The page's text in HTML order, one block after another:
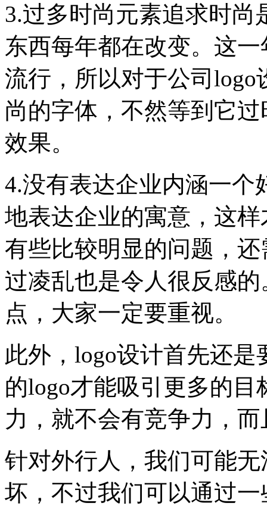
3.过多时尚元素追求时
东西每年都在改变。这
流行，所以对于公司
尚的字体，不然等到它
效果。
4.没有表达企业内涵一个
地表达企业的寓意，这
有些比较明显的问题，
过凌乱也是令人很反感
点，大家一定要重视。
此外，logo设计首先还
的logo才能吸引更多的
力，就不会有竞争力，
针对外行人，我们可能
坏，不过我们可以通过